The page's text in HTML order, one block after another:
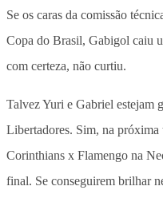
Se os caras da comissão
Copa do Brasil, Gabigol caiu
com certeza, não curtiu.
Talvez Yuri e Gabriel estejam
Libertadores. Sim, na
Corinthians x Flamengo na
final. Se conseguirem brilhar